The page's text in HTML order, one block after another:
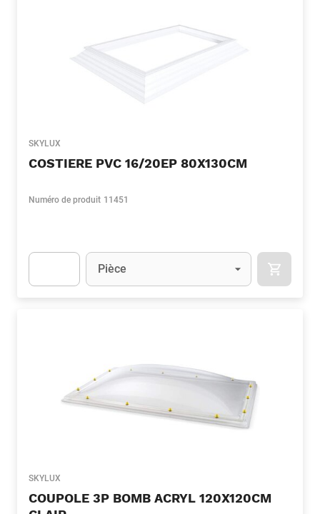
SKYLUX
COSTIERE PVC 16/20EP 80X130CM
Numéro de produit 11451
Unité
Pièce
SKYLUX
COUPOLE 3P BOMB ACRYL 120X120CM